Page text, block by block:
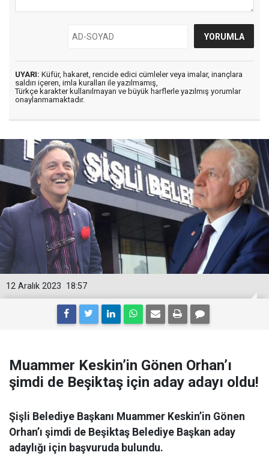
UYARI: Küfür, hakaret, rencide edici cümleler veya imalar, inançlara
saldırı içeren, imla kuralları ile yazılmamış,
Türkçe karakter kullanılmayan ve büyük harflerle yazılmış yorumlar
onaylanmamaktadır.
18:57
12 Aralık 2023
Muammer Keskin’in Gönen Orhan’ı
şimdi de Beşiktaş için aday adayı oldu!
Şişli Belediye Başkanı Muammer Keskin’in Gönen
Orhan’ı şimdi de Beşiktaş Belediye Başkan aday
adaylığı için başvuruda bulundu.